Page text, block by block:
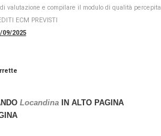
valutazione e compilare il modulo di qualità
ECM PREVISTI
2025
LocandinaIN ALTO PAGINA